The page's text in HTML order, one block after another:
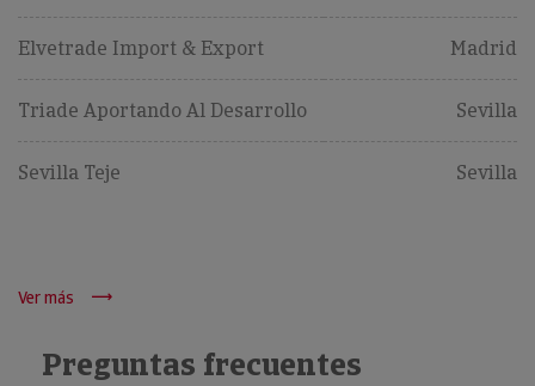
Elvetrade Import & Export Madrid
Triade Aportando Al Desarrollo Sevilla
Sevilla Teje Sevilla
Ver más
Preguntas frecuentes